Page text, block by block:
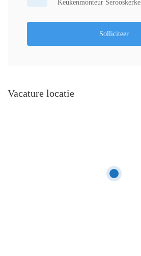
Keukenmonteur Serooskerke
Solliciteer
Vacature locatie